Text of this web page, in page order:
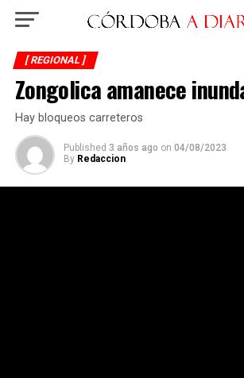
[ REGIONAL ]
Zongolica amanece
Hay bloqueos carreteros
Published 3 años ago on 04/08/2023
By Redaccion